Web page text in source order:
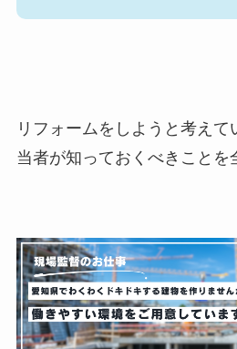
リフォームをしようと考えて
当者が知っておくべきことを